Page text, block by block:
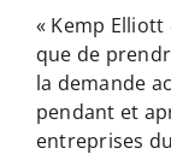
« Kemp Elliott
que de
la demande
pendant et
entreprises